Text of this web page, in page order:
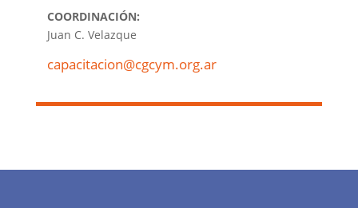
COORDINACIÓN:
Juan C. Velazque
capacitacion@cgcym.org.ar